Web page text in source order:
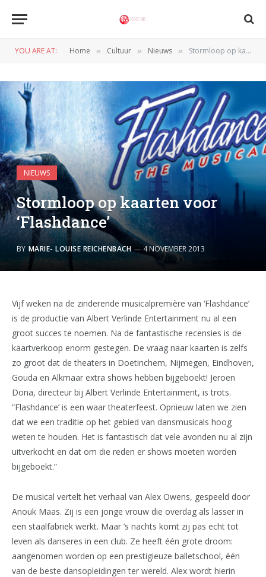
YOU ARE AT: Home » Cultuur » Nieuws » Stormloop op kaarten voor ‘Flashdance’
NIEUWS
Stormloop op kaarten voor
‘Flashdance’
BY MARIE- LOUISE REICHENBACH 4 NOVEMBER 2013
Vijf weken na de zinderende musicalpremière van ‘Flashdance’
is de productie van Albert Verlinde Entertainment nu al een
groot succes te noemen. Na de fantastische recensies is de
kaartverkoop enorm gestegen. De vraag naar kaarten is zelfs
zo groot dat de theaters in Doetinchem, Nijmegen, Eindhoven,
Gouda en Alkmaar extra shows hebben bijgeboekt! Jeroen
Dona, directeur bij Albert Verlinde Entertainment, is trots.
“Flashdance’ is een waar theaterfeest. Opnieuw laten we zien
dat we een traditie op het gebied van dansmusicals hoog
weten te houden. Het is fantastisch dat vele avonden nu al zijn
uitverkocht en dat om die reden er shows moeten worden
bijgeboekt.”
De musical vertelt het verhaal van Alex Owens, gespeeld door
Anouk Maas. Zij is een jonge vrouw die overdag als lasser in
een staalfabriek werkt. Maar ’s nachts komt zij pas echt tot
leven als danseres in een club. Ze heeft één grote droom:
aangenomen worden op een prestigieuze balletschool, één
van de beste dansopleidingen ter wereld. Alex wordt hierin